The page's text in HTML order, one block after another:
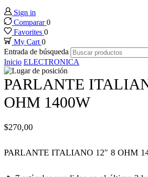
panel
panel
panel
panel
Sign in
Comparar0
Favorites 0
My Cart0
Entrada de búsqueda
Inicio ELECTRONICA
PARLANTE
OHM 1400W
$270,00
PARLANTE ITALIANO 12″ 8 OHM